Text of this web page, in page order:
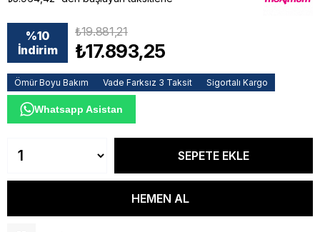
%10
İndirim
₺19.881,21
₺17.893,25
Ömür Boyu Bakım Vade Farksız 3 Taksit Sigortalı Kargo
Whatsapp Asistan